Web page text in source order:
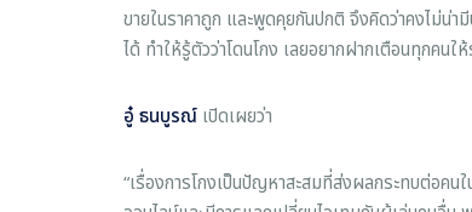
ขายในราคาถูก และพูดคุยกันปกติ จึงคิดว่าคงไม่น่
ได้ ทำให้รู้ตัวว่าโดนโกง เลยอยากฝากเตือนทุกคนใ
อู๋ ธนบูรณ์ เปิดเผยว่า
“เรื่องการโกงเป็นปัญหาสะสมที่ส่งผลกระทบต่อค